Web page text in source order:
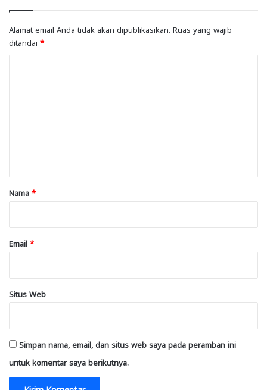
Alamat email Anda tidak akan dipublikasikan. Ruas yang wajib
ditandai *
rNama *
Email *
Situs Web
Simpan nama, email, dan situs web saya pada peramban ini
untuk komentar saya berikutnya.